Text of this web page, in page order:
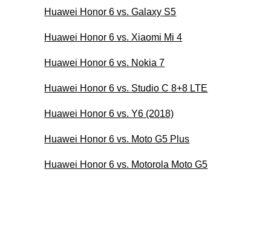
Huawei Honor 6 vs. Galaxy S5
Huawei Honor 6 vs. Xiaomi Mi 4
Huawei Honor 6 vs. Nokia 7
Huawei Honor 6 vs. Studio C 8+8 LTE
Huawei Honor 6 vs. Y6 (2018)
Huawei Honor 6 vs. Moto G5 Plus
Huawei Honor 6 vs. Motorola Moto G5